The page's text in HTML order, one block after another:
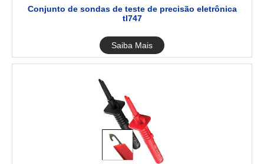
Conjunto de sondas de teste de precisão eletrônica
tl747
Saiba Mais